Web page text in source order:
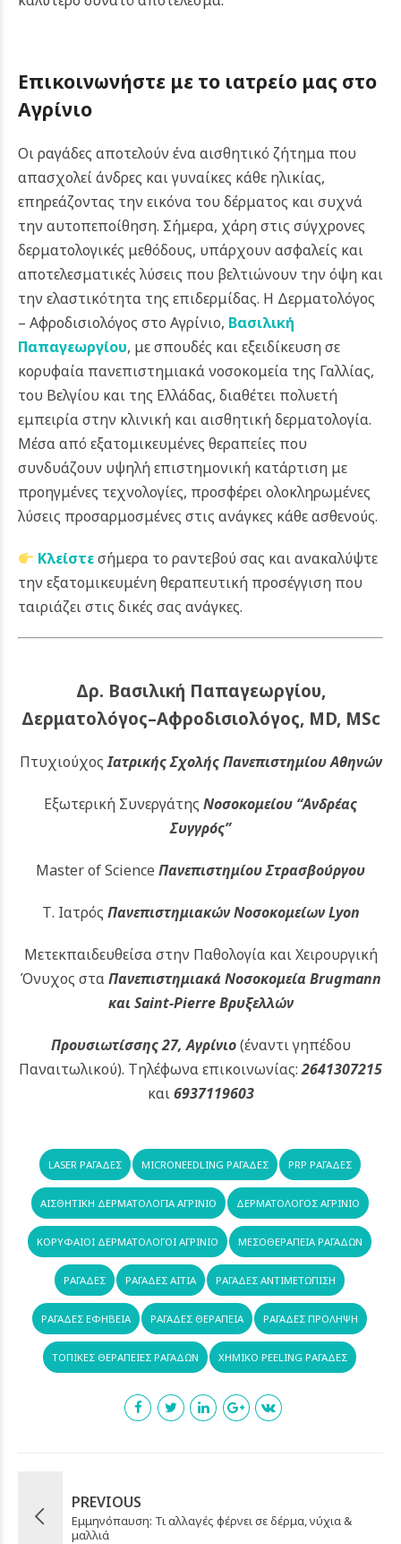
Επικοινωνήστε με το ιατρείο μας στο
Αγρίνιο
Οι ραγάδες αποτελούν ένα αισθητικό ζήτημα που
απασχολεί άνδρες και γυναίκες κάθε ηλικίας,
επηρεάζοντας την εικόνα του δέρματος και συχνά
την αυτοπεποίθηση. Σήμερα, χάρη στις σύγχρονες
δερματολογικές μεθόδους, υπάρχουν ασφαλείς και
αποτελεσματικές λύσεις που βελτιώνουν την όψη και
την ελαστικότητα της επιδερμίδας. Η Δερματολόγος
– Αφροδισιολόγος στο Αγρίνιο, Βασιλική
Παπαγεωργίου, με σπουδές και εξειδίκευση σε
κορυφαία πανεπιστημιακά νοσοκομεία της Γαλλίας,
του Βελγίου και της Ελλάδας, διαθέτει πολυετή
εμπειρία στην κλινική και αισθητική δερματολογία.
Μέσα από εξατομικευμένες θεραπείες που
συνδυάζουν υψηλή επιστημονική κατάρτιση με
προηγμένες τεχνολογίες, προσφέρει ολοκληρωμένες
λύσεις προσαρμοσμένες στις ανάγκες κάθε ασθενούς.
Κλείστεσήμερα το ραντεβού σας και ανακαλύψτε
την εξατομικευμένη θεραπευτική προσέγγιση που
ταιριάζει στις δικές σας ανάγκες.
Δρ. Βασιλική Παπαγεωργίου,
Δερματολόγος–Αφροδισιολόγος, MD, MSc
ΠτυχιούχοςΙατρικής Σχολής Πανεπιστημίου Αθηνών
Εξωτερική Συνεργάτης Νοσοκομείου “Ανδρέας
Συγγρός”
Master of Science Πανεπιστημίου Στρασβούργου
Τ. Ιατρός Πανεπιστημιακών Νοσοκομείων Lyon
Μετεκπαιδευθείσα στην Παθολογία και Χειρουργική
Όνυχος σταΠανεπιστημιακά Νοσοκομεία Brugmann
και Saint-Pierre Βρυξελλών
Προυσιωτίσσης 27, Αγρίνιο(έναντι γηπέδου
Παναιτωλικού). Τηλέφωνα επικοινωνίας:2641307215
και6937119603
LASER ΡΑΓΆΔΕΣ MICRONEEDLING ΡΑΓΆΔΕΣ PRP ΡΑΓΆΔΕΣ
ΑΙΣΘΗΤΙΚΉ ΔΕΡΜΑΤΟΛΟΓΊΑ ΑΓΡΊΝΙΟ ΔΕΡΜΑΤΟΛΟΓΟΣ ΑΓΡΊΝΙΟ
ΚΟΡΥΦΑΊΟΙ ΔΕΡΜΑΤΟΛΌΓΟΙ ΑΓΡΊΝΙΟ ΜΕΣΟΘΕΡΑΠΕΊΑ ΡΑΓΆΔΩΝ
ΡΑΓΆΔΕΣ ΡΑΓΆΔΕΣ ΑΊΤΙΑ ΡΑΓΆΔΕΣ ΑΝΤΙΜΕΤΏΠΙΣΗ
ΡΑΓΆΔΕΣ ΕΦΗΒΕΊΑ ΡΑΓΆΔΕΣ ΘΕΡΑΠΕΊΑ ΡΑΓΆΔΕΣ ΠΡΌΛΗΨΗ
ΤΟΠΙΚΈΣ ΘΕΡΑΠΕΊΕΣ ΡΑΓΆΔΩΝ ΧΗΜΙΚΌ PEELING ΡΑΓΆΔΕΣ
PREVIOUS
Εμμηνόπαυση: Τι αλλαγές φέρνει σε δέρμα, νύχια &
μαλλιά